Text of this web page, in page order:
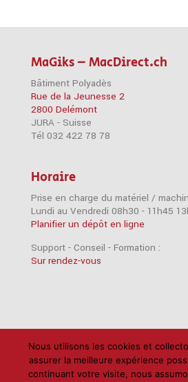
MaGiks – MacDirect.ch
Bâtiment Polyadès
Rue de la Jeunesse 2
2800 Delémont
JURA - Suisse
Tél 032 422 78 78
Horaire
Prise en charge du matériel /
Lundi au Vendredi 08h30 - 11h45
Planifier un dépôt en ligne
Support - Conseil - Formation :
Sur rendez-vous
Accessoires Imprimantes
Mac
Câbles Disques durs
Nous utilisons les cookies et
assurer la meilleure expérience
continuant votre visite, nous